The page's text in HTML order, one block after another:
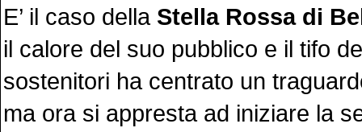
E’ il caso della Stella Rossa di
il calore del suo pubblico e il tifo
sostenitori ha centrato un
ma ora si appresta ad iniziare la